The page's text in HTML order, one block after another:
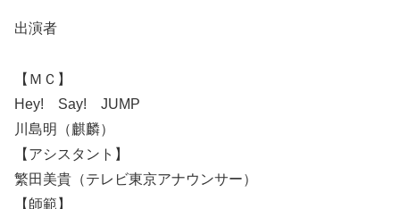
出演者
【ＭＣ】
Hey! Say! JUMP
川島明（麒麟）
【アシスタント】
繁田美貴（テレビ東京アナウンサー）
【師範】